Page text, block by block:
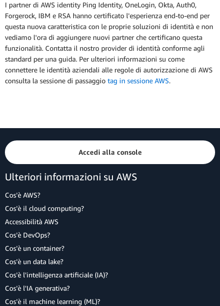
I partner di AWS identity Ping Identity, OneLogin, Okta, Auth0,
Forgerock, IBM e RSA hanno certificato l'esperienza end-to-end per
questa nuova caratteristica con le proprie soluzioni di identità e non
vediamo l'ora di aggiungere nuovi partner che certificano questa
funzionalità. Contatta il nostro provider di identità conforme agli
standard per una guida. Per ulteriori informazioni su come
connettere le identità aziendali alle regole di autorizzazione di AWS
consulta la sessione di passaggio tag in sessione AWS.
Accedi alla console
Ulteriori informazioni su AWS
Cos'è AWS?
Cos'è il cloud computing?
Accessibilità AWS
Cos'è DevOps?
Cos'è un container?
Cos'è un data lake?
Cos'è l'intelligenza artificiale (IA)?
Cos'è l'IA generativa?
Cos'è il machine learning (ML)?